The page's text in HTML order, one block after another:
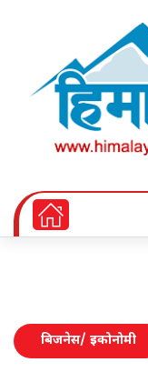
बिजनेस/ इकोनोमी